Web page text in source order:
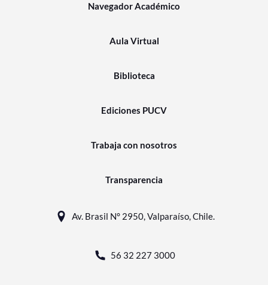
Navegador Académico
Aula Virtual
Biblioteca
Ediciones PUCV
Trabaja con nosotros
Transparencia
Av. Brasil N° 2950, Valparaíso, Chile.
56 32 227 3000